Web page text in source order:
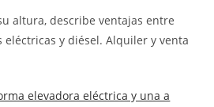
altura, describe ventajas entre
eléctricas y diésel. Alquiler y venta
elevadora eléctrica y una a